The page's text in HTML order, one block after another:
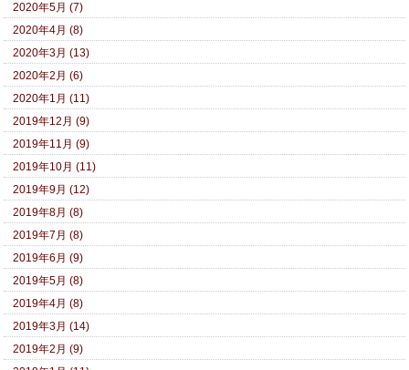
2020年5月 (7)
2020年4月 (8)
2020年3月 (13)
2020年2月 (6)
2020年1月 (11)
2019年12月 (9)
2019年11月 (9)
2019年10月 (11)
2019年9月 (12)
2019年8月 (8)
2019年7月 (8)
2019年6月 (9)
2019年5月 (8)
2019年4月 (8)
2019年3月 (14)
2019年2月 (9)